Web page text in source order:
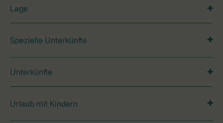
Lage
Spezielle Unterkünfte
Unterkünfte
Urlaub mit Kindern